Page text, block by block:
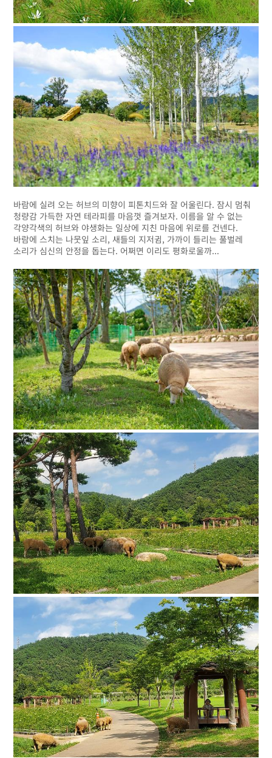
바람에 실려 오는 허브의 미향이 피톤치드와 잘 어울린다. 잠시 멈춰
청량감 가득한 자연 테라피를 마음껏 즐겨보자. 이름을 알 수 없는
각양각색의 허브와 야생화는 일상에 지친 마음에 위로를 건넨다.
바람에 스치는 나뭇잎 소리, 새들의 지저귐, 가까이 들리는 풀벌레
소리가 심신의 안정을 돕는다. 어쩌면 이리도 평화로울까...